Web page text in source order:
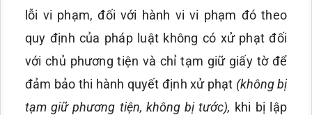
lỗi vi phạm, đối với hành vi vi phạm đó theo
quy định của pháp luật không có xử phạt đối
với chủ phương tiện và chỉ tạm giữ giấy tờ để
đảm bảo thi hành quyết định xử phạt (không bị
tạm giữ phương tiện, không bị tước), khi bị lập